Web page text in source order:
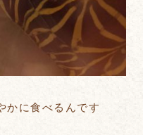
かに食べるんです